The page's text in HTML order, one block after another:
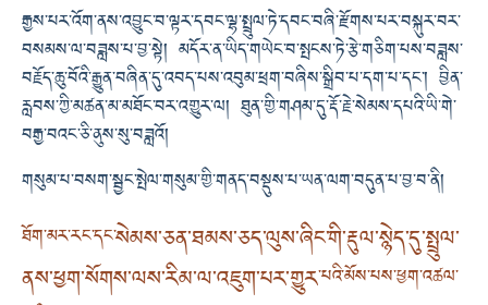
རྒྱས་པར་འོག་ནས་འབྱུང་བ་ལྟར་དབང་ལྷ་སྤྲུལ་ཏེ་དབང་བཞི་རྫོགས་པར་བསྐུར་བར་
བསམས་ལ་བཟླས་པ་བྱ་སྟེ། མདོར་ན་ཡིད་གཡེང་བ་སྤངས་ཏེ་རྩེ་གཅིག་པས་བཟླས་
བརྗོད་ཆུ་བོའི་རྒྱུན་བཞིན་དུ་འབད་པས་འབུམ་ཕྲག་བཞིས་སྒྲིབ་པ་དག་པ་དང་། བྱིན་
རླབས་ཀྱི་མཚན་མ་མཐོང་བར་འགྱུར་ལ། ཐུན་གྱི་གཤམ་དུ་རྡོ་རྗེ་སེམས་དཔའི་ཡི་གེ་
བརྒྱ་བའང་ཅི་ནུས་སུ་བཟླའོ།
གསུམ་པ་བསག་སྦྱང་སྤེལ་གསུམ་གྱི་གནད་བསྡུས་པ་ཡན་ལག་བདུན་པ་བྱ་བ་ནི།
ཐོག་མར་རང་དང་སེམས་ཅན་ཐམས་ཅད་ལུས་ཞིང་གི་རྡུལ་སྙེད་དུ་སྤྲུལ་
ནས་ཕྱག་སོགས་ལས་རིམ་ལ་འཇུག་པར་གྱུར་པའི་མོས་པས་ཕྱག་འཚལ་